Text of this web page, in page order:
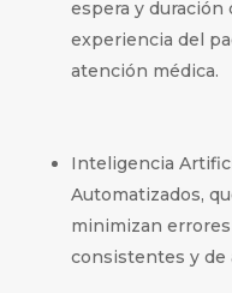
espera y duración
experiencia del
atención médica.
Inteligencia
Automatizados,
minimizan
consistentes y de